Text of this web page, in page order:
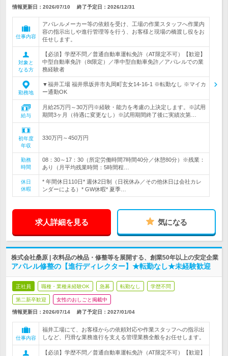
情報更新日：2026/07/10 終了予定日： 2026/12/31
仕事内容
アパレルメーカー等の依頼を受け、工場の作業スタッフへ作業内
容の指示出しや進行管理等を行う、お客様と現場の橋渡し役をお
任せします。
対象と
なる方
【必須】学歴不問／普通自動車運転免許（AT限定不可）【歓迎】
中型自動車免許（8t限定）／準中型自動車免許／アパレルでの業
務経験者
勤務地
▼福井工場 福井県坂井市丸岡町玄女14-16-1 ※転勤なし ※マイカ
ー通勤OK
給与
月給25万円～30万円※経験・能力を考慮の上決定します。※試用
期間3ヶ月（待遇に変更なし）※試用期間終了後に実績次第…
初年度
年収
330万円～450万円
勤務
時間
08：30～17：30（所定労働時間7時間40分／休憩80分）※残業：
あり（月平均残業時間：5時間程…
休日
休暇
* 年間休日110日* 週休2日制（日祝休み／その他休日は会社カレ
ンダーによる）* GW休暇* 夏季…
求人詳細を見る 気になる
株式会社桑原 | 衣料品の検品・修整等を展開する、創業50年以上の安定企業
アパレル修整の【進行ディレクター】★転勤なし★未経験歓迎
正社員 職種・業種未経験OK 急募 転勤なし 学歴不問
第二新卒歓迎 女性のおしごと掲載中
情報更新日：2026/07/14 終了予定日： 2027/01/04
仕事内容
福井工場にて、お客様からの依頼対応や作業スタッフへの指示出
しなど、円滑な業務進行を支える管理業務全般をお任せします。
【必須】学歴不問／普通自動車運転免許（AT限定不可）【歓迎】